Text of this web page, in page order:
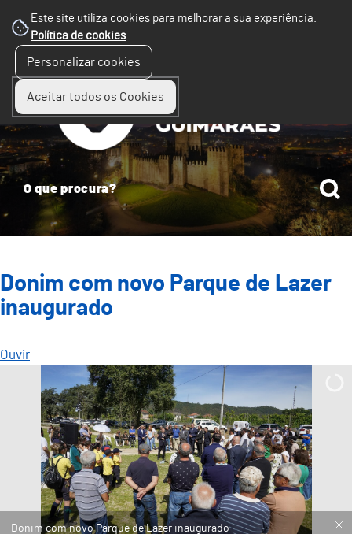
Este site utiliza cookies para melhorar a sua experiência.
Política de cookies.
Personalizar cookies
Aceitar todos os Cookies
Donim com novo Parque de Lazer
inaugurado
Ouvir